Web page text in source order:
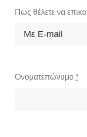
Πως θέλετε να
Όνοματεπώνυμο *